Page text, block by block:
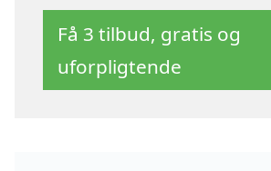
Få 3 tilbud, gratis og
uforpligtende